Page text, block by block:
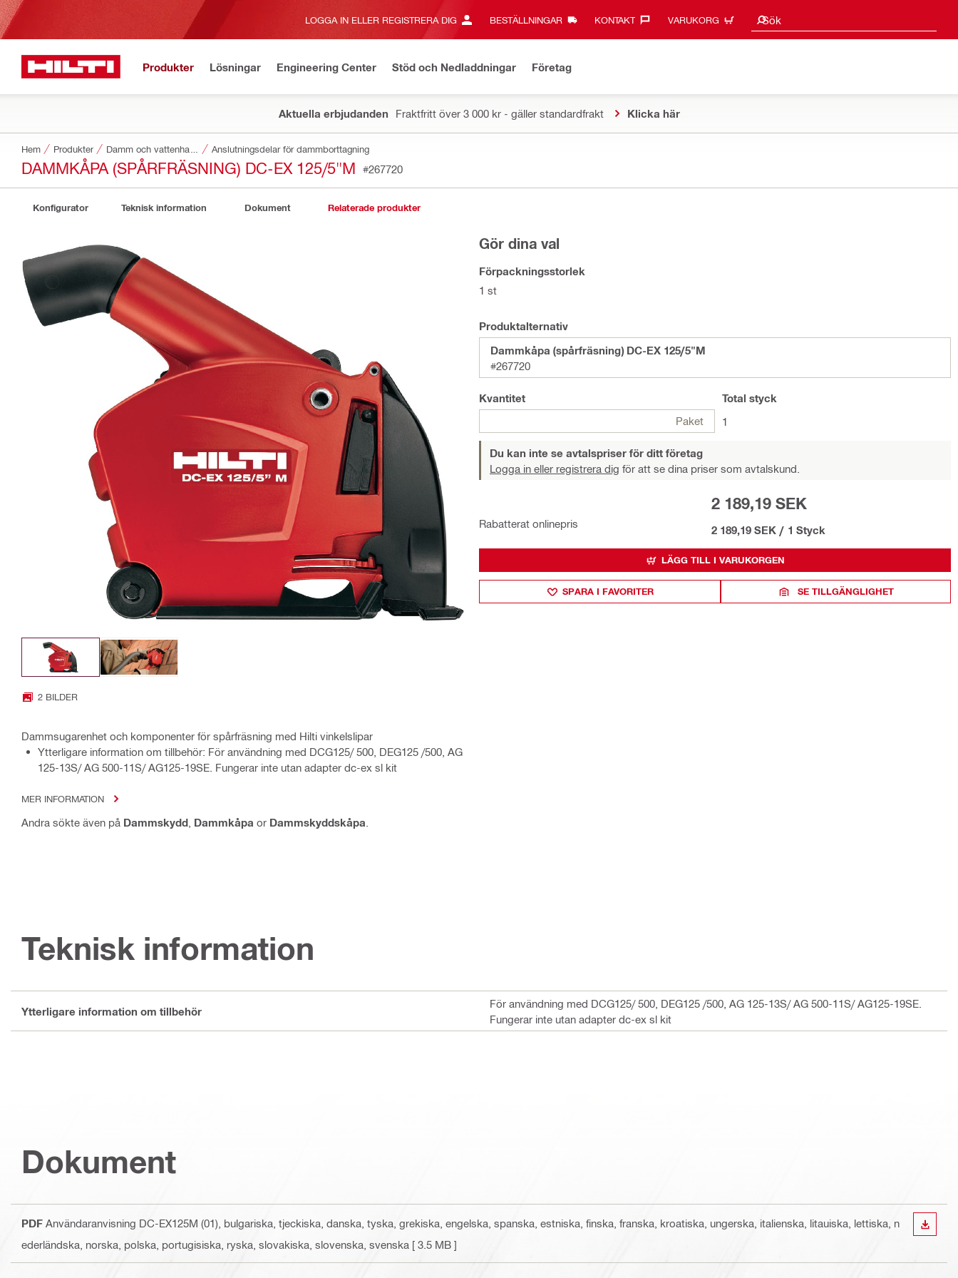
LOGGA IN ELLER REGISTRERA DIG BESTÄLLNINGAR KONTAKT‎ VARUKORG Sök
Sökförslag
Produkter Lösningar Engineering Center Stöd och Nedladdningar Företag
Aktuella erbjudanden Fraktfritt över 3 000 kr - gäller standardfrakt Klicka här
Hem Produkter Anslutningsdelar för dammborttagning
DAMMKÅPA (SPÅRFRÄSNING) DC-EX 125/5"M #267720
Konfigurator Teknisk information Dokument Relaterade produkter
2 BILDER
Dammsugarenhet och komponenter för spårfräsning med Hilti vinkelslipar
Ytterligare information om tillbehör: För användning med DCG125/ 500, DEG125 /500, AG
125-13S/ AG 500-11S/ AG125-19SE. Fungerar inte utan adapter dc-ex sl kit
MER INFORMATION
Andra sökte även på Dammskydd Dammkåpa or Dammskyddskåpa
Gör dina val
Förpackningsstorlek
1 st
Produktalternativ
Dammkåpa (spårfräsning) DC-EX 125/5"M
#267720
Kvantitet
Paket
Total styck
1
Du kan inte se avtalspriser för ditt företag
Logga in eller registrera dig för att se dina priser som avtalskund.
Rabatterat onlinepris
2 189,19 SEK
2 189,19 SEK / 1 Styck
LÄGG TILL I VARUKORGEN
SPARA I FAVORITER SE TILLGÄNGLIGHET
Teknisk information
Ytterligare information om tillbehör
För användning med DCG125/ 500, DEG125 /500, AG 125-13S/ AG 500-11S/ AG125-19SE.
Fungerar inte utan adapter dc-ex sl kit
Dokument
PDF Användaranvisning DC-EX125M (01) , bulgariska, tjeckiska, danska, tyska, grekiska, engelska, spanska, estniska, finska, franska, kroatiska, ungerska, italienska, litauiska, lettiska, n
ederländska, norska, polska, portugisiska, ryska, slovakiska, slovenska, svenska [ 3.5 MB ]
LADDA